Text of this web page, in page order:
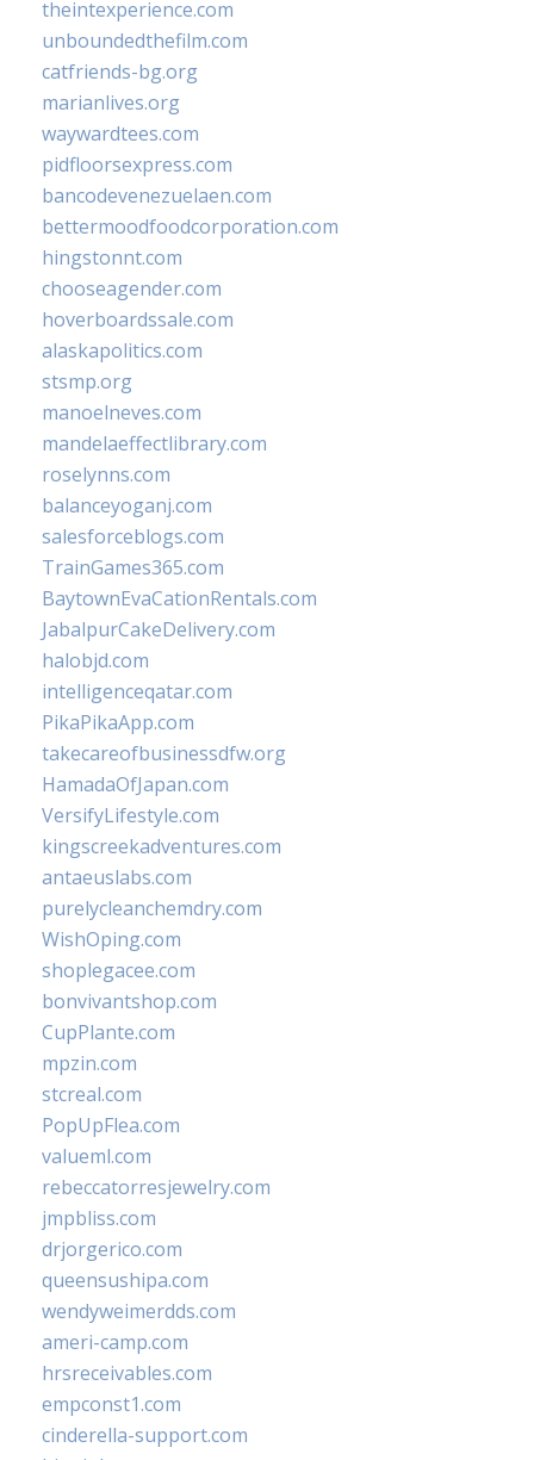
theintexperience.com
unboundedthefilm.com
catfriends-bg.org
marianlives.org
waywardtees.com
pidfloorsexpress.com
bancodevenezuelaen.com
bettermoodfoodcorporation.com
hingstonnt.com
chooseagender.com
hoverboardssale.com
alaskapolitics.com
stsmp.org
manoelneves.com
mandelaeffectlibrary.com
roselynns.com
balanceyoganj.com
salesforceblogs.com
TrainGames365.com
BaytownEvaCationRentals.com
JabalpurCakeDelivery.com
halobjd.com
intelligenceqatar.com
PikaPikaApp.com
takecareofbusinessdfw.org
HamadaOfJapan.com
VersifyLifestyle.com
kingscreekadventures.com
antaeuslabs.com
purelycleanchemdry.com
WishOping.com
shoplegacee.com
bonvivantshop.com
CupPlante.com
mpzin.com
stcreal.com
PopUpFlea.com
valueml.com
rebeccatorresjewelry.com
jmpbliss.com
drjorgerico.com
queensushipa.com
wendyweimerdds.com
ameri-camp.com
hrsreceivables.com
empconst1.com
cinderella-support.com